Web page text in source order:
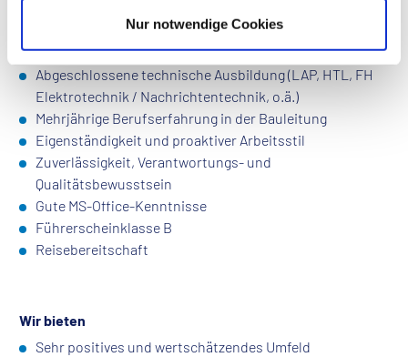
Nur notwendige Cookies
Profil
Abgeschlossene technische Ausbildung (LAP, HTL, FH
Elektrotechnik / Nachrichtentechnik, o.ä.)
Mehrjährige Berufserfahrung in der Bauleitung
Eigenständigkeit und proaktiver Arbeitsstil
Zuverlässigkeit, Verantwortungs- und
Qualitätsbewusstsein
Gute MS-Office-Kenntnisse
Führerscheinklasse B
Reisebereitschaft
Wir bieten
Sehr positives und wertschätzendes Umfeld